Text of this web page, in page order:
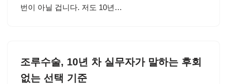
번이 아닐 겁니다. 저도 10년…
조루수술, 10년 차 실무자가 말하는 후회
없는 선택 기준